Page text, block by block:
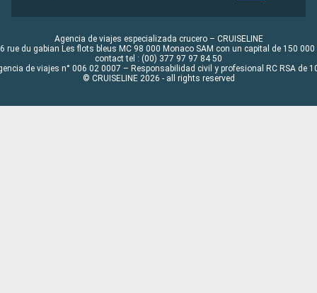
Agencia de viajes especializada crucero – CRUISELINE
rue du gabian Les flots bleus MC 98 000 Monaco SAM con un capital de 150 000
contact tel : (00) 377 97 97 84 50
de viajes n° 006 02 0007 – Responsabilidad civil y profesional RC RSA de
© CRUISELINE 2026 - all rights reserved